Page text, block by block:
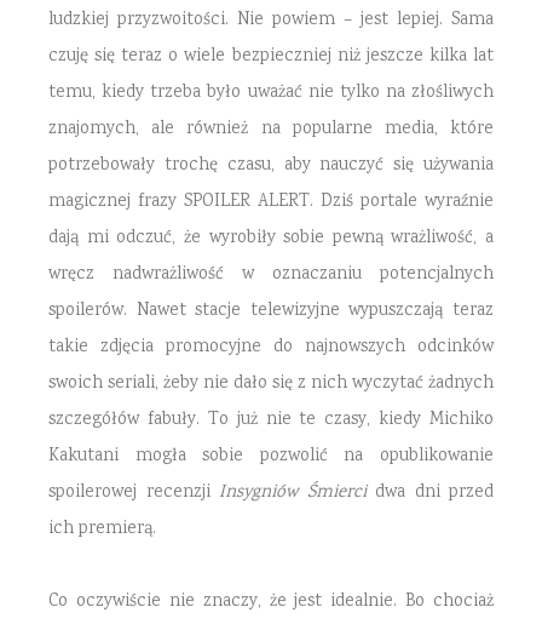
ludzkiej przyzwoitości. Nie powiem – jest lepiej. Sama
czuję się teraz o wiele bezpieczniej niż jeszcze kilka lat
temu, kiedy trzeba było uważać nie tylko na złośliwych
znajomych, ale również na popularne media, które
potrzebowały trochę czasu, aby nauczyć się używania
magicznej frazy SPOILER ALERT. Dziś portale wyraźnie
dają mi odczuć, że wyrobiły sobie pewną wrażliwość, a
wręcz nadwrażliwość w oznaczaniu potencjalnych
spoilerów. Nawet stacje telewizyjne wypuszczają teraz
takie zdjęcia promocyjne do najnowszych odcinków
swoich seriali, żeby nie dało się z nich wyczytać żadnych
szczegółów fabuły. To już nie te czasy, kiedy Michiko
Kakutani mogła sobie pozwolić na opublikowanie
spoilerowej recenzji Insygniów Śmierci dwa dni przed
ich premierą.
Co oczywiście nie znaczy, że jest idealnie. Bo chociaż